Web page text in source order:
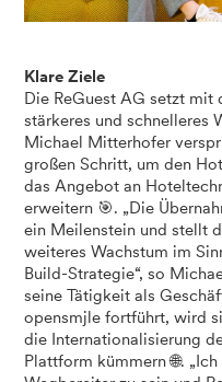
Klare Ziele
Die ReGuest AG setzt mit
stärkeres und schnelleres
Michael Mitterhofer
großen Schritt, um den
das Angebot an
erweitern 🎯. „Die
ein Meilenstein und stellt
weiteres Wachstum im
Build-Strategie“, so
seine Tätigkeit als
opensmjle fortführt, wird
die Internationalisierung
Plattform kümmern 🌐.